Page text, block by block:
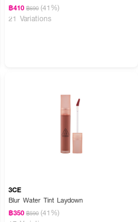
฿410 ฿690 (41%)
21 Variations
3CE
Blur Water Tint Laydown
฿350 ฿590 (41%)